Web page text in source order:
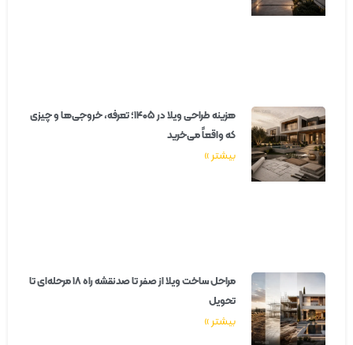
هزینه طراحی ویلا در ۱۴۰۵؛ تعرفه، خروجی‌ها و چیزی
که واقعاً می‌خرید
بیشتر »
مراحل ساخت ویلا از صفر تا صدنقشه راه ۱۸ مرحله‌ای تا
تحویل
بیشتر »